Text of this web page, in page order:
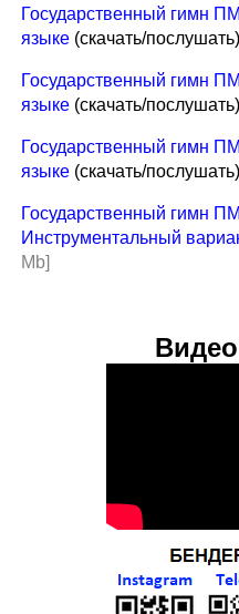
Государственный гимн
языке (скачать/послушать)
Государственный гимн
языке (скачать/послушать)
Государственный гимн
языке (скачать/послушать)
Государственный гимн
Инструментальный
Mb]